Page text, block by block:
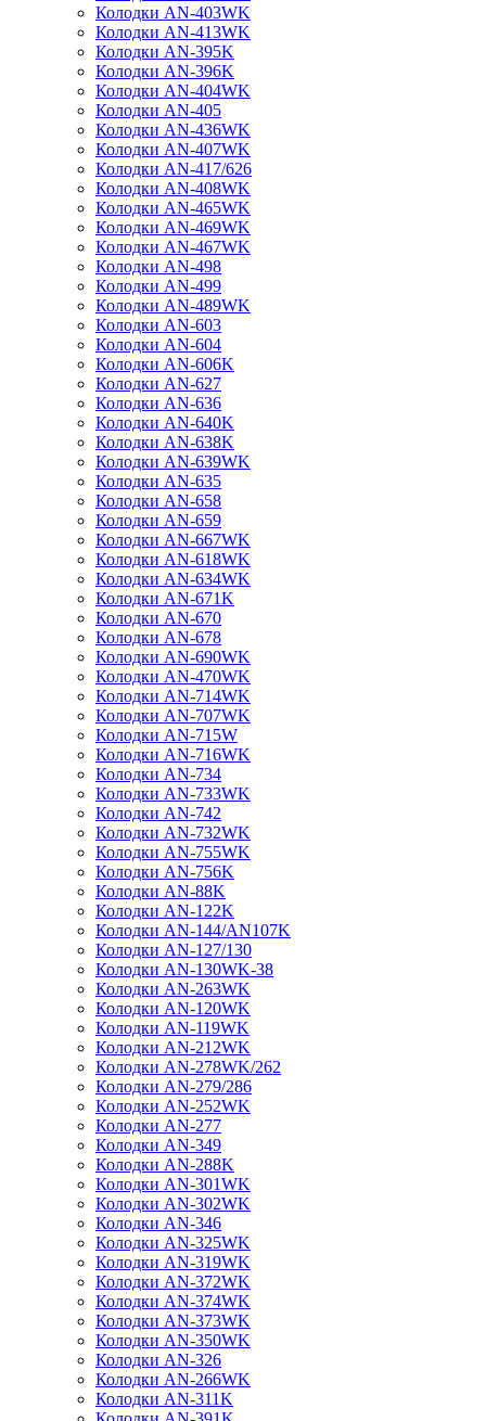
Колодки AN-403WK
Колодки AN-413WK
Колодки AN-395K
Колодки AN-396K
Колодки AN-404WK
Колодки AN-405
Колодки AN-436WK
Колодки AN-407WK
Колодки AN-417/626
Колодки AN-408WK
Колодки AN-465WK
Колодки AN-469WK
Колодки AN-467WK
Колодки AN-498
Колодки AN-499
Колодки AN-489WK
Колодки AN-603
Колодки AN-604
Колодки AN-606K
Колодки AN-627
Колодки AN-636
Колодки AN-640K
Колодки AN-638K
Колодки AN-639WK
Колодки AN-635
Колодки AN-658
Колодки AN-659
Колодки AN-667WK
Колодки AN-618WK
Колодки AN-634WK
Колодки AN-671K
Колодки AN-670
Колодки AN-678
Колодки AN-690WK
Колодки AN-470WK
Колодки AN-714WK
Колодки AN-707WK
Колодки AN-715W
Колодки AN-716WK
Колодки AN-734
Колодки AN-733WK
Колодки AN-742
Колодки AN-732WK
Колодки AN-755WK
Колодки AN-756K
Колодки AN-88K
Колодки AN-122K
Колодки AN-144/AN107K
Колодки AN-127/130
Колодки AN-130WK-38
Колодки AN-263WK
Колодки AN-120WK
Колодки AN-119WK
Колодки AN-212WK
Колодки AN-278WK/262
Колодки AN-279/286
Колодки AN-252WK
Колодки AN-277
Колодки AN-349
Колодки AN-288K
Колодки AN-301WK
Колодки AN-302WK
Колодки AN-346
Колодки AN-325WK
Колодки AN-319WK
Колодки AN-372WK
Колодки AN-374WK
Колодки AN-373WK
Колодки AN-350WK
Колодки AN-326
Колодки AN-266WK
Колодки AN-311K